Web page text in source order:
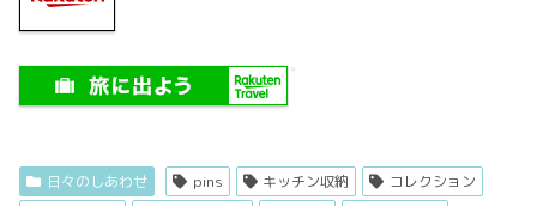
日々のしあわせ pins キッチン収納
コレクション